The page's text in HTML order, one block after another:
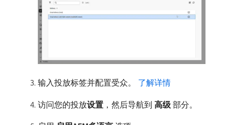
输入投放标签并配置受众。 了解详情
访问您的投放​设置 ，然后导航到​ 高级 ​部分。